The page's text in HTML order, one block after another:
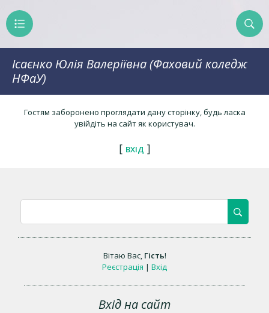
Ісаєнко Юлія Валеріївна (Фаховий коледж
НФаУ)
Гостям заборонено проглядати дану сторінку, будь ласка
увійдіть на сайт як користувач.
[ ВХІД ]
Вітаю Вас, Гість!
Реєстрація | Вхід
Вхід на сайт